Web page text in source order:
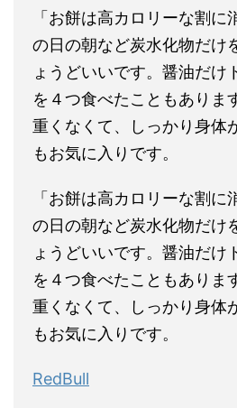
「お餅は高カロリーな割に
の日の朝など炭水化物だけ
ょうどいいです。醤油だけ
を４つ食べたこともありま
重くなくて、しっかり身体
もお気に入りです。
「お餅は高カロリーな割に
の日の朝など炭水化物だけ
ょうどいいです。醤油だけ
を４つ食べたこともありま
重くなくて、しっかり身体
もお気に入りです。
RedBull